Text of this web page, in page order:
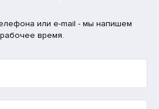
или e-mail - мы напишем
время.